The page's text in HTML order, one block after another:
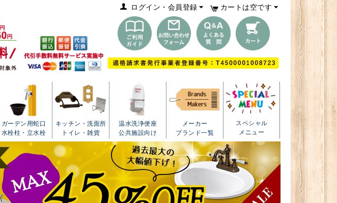
カートは空です
ログイン・会員登録
ガーデン用蛇口
水栓柱・立水栓
キッチン・洗面所
トイレ・雑貨
温水洗浄便座
公共施設向け
メーカー
ブランド一覧
スペシャル
メニュー